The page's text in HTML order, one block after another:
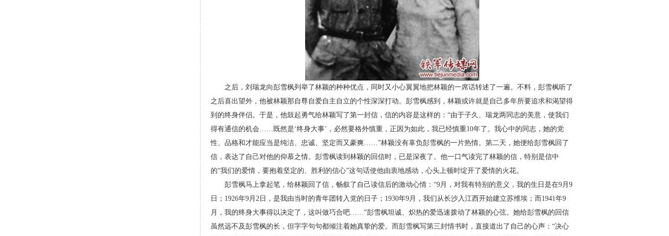
之后，刘瑞龙向彭雪枫列举了林颖的种种优点，同时又小心翼翼地把林颖的一席话转述了一遍。不料，彭雪枫听了
之后喜出望外，他被林颖那自尊自爱自主自立的个性深深打动。彭雪枫感到，林颖或许就是自己多年所要追求和渴望得
到的终身伴侣。于是，他鼓起勇气给林颖写了第一封信，信的内容是这样的：“由于子久、瑞龙两同志的美意，使我们
得有通信的机会……既然是‘终身大事’，必然要格外慎重，正因为如此，我已经慎重10年了。我心中的同志，她的党
性、品格和才能应当是纯洁、忠诚、坚定而又豪爽……”林颖没有辜负彭雪枫的一片热情。第二天，她便给彭雪枫回了
信，表达了自己对他的仰慕之情。彭雪枫读到林颖的回信时，已是深夜了。他一口气读完了林颖的信，特别是信中
的“我们的爱情，要抱着坚定的、胜利的信心”这句话使他由衷地感动，心头上顿时绽开了爱情的火花。
彭雪枫马上拿起笔，给林颖回了信，畅叙了自己读信后的激动心情：“9月，对我有特别的意义，我的生日是在9月 9
日； 1926年9月 2 日，是我由当时的青年团转入党的日子； 1930年9月，我们从长沙入江西开始建立苏维埃；而 1941年9
月，我的终身大事得以决定了，这叫做巧合吧……”彭雪枫坦诚、炽热的爱迅速拨动了林颖的心弦。她给彭雪枫的回信
虽然远不及彭雪枫的长，但字字句句都倾注着她真挚的爱。而彭雪枫写第三封情书时，直接道出了自己的心声：“决心